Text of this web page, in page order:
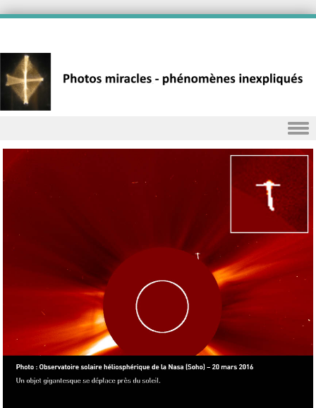
Skip to content